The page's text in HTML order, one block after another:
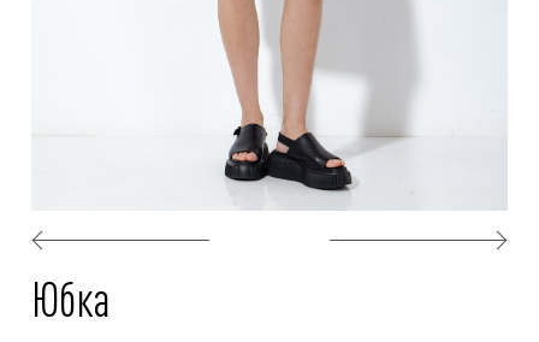
Юбка